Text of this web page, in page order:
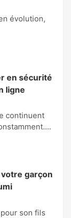
évolution,
en sécurité
ligne
continuent
votre garçon
son fils